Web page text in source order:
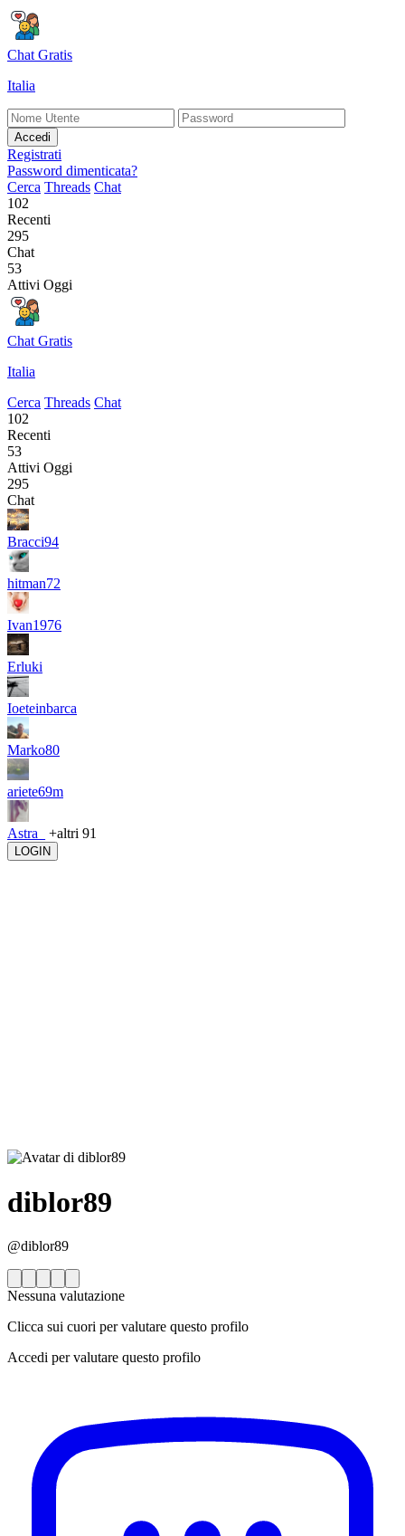
Chat Gratis
Italia
Accedi
Registrati
Password dimenticata?
Cerca Threads Chat
102
Recenti
295
Chat
53
Attivi Oggi
Chat Gratis
Italia
Cerca Threads Chat
102
Recenti
53
Attivi Oggi
295
Chat
Bracci94
hitman72
Ivan1976
Erluki
Ioeteinbarca
Marko80
ariete69m
Astra_ +altri 91
LOGIN
diblor89
@diblor89
Nessuna valutazione
Clicca sui cuori per valutare questo profilo
Accedi per valutare questo profilo